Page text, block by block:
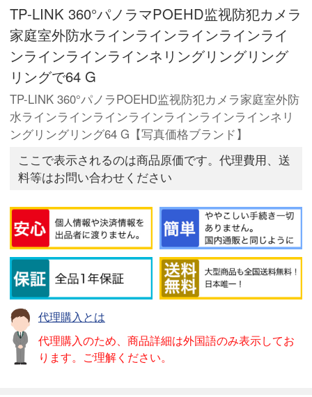
TP-LINK 360°パノラマPOEHD监视防犯カメラ
家庭室外防水ラインラインラインラインライ
ンラインラインラインネリングリングリング
リングで64 G
TP-LINK 360°パノラPOEHD监视防犯カメラ家庭室外防
水ラインラインラインラインラインラインラインネリ
ングリングリング64 G【写真価格ブランド】
ここで表示されるのは商品原価です。代理費用、送
料等はお問い合わせください
代理購入とは
代理購入のため、商品詳細は外国語のみ表示してお
ります。ご理解ください。